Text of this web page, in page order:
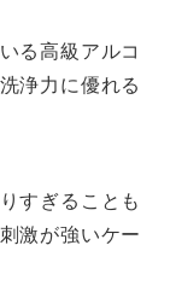
る高級アルコ
浄力に優れる
すぎることも
激が強いケー